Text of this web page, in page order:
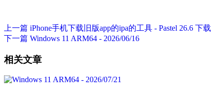
上一篇 iPhone手机下载旧版app的ipa的工具 - Pastel 26.6 下载
下一篇 Windows 11 ARM64 - 2026/06/16
相关文章